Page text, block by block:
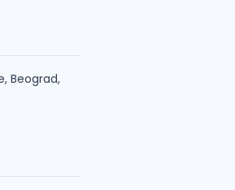
Beograd,